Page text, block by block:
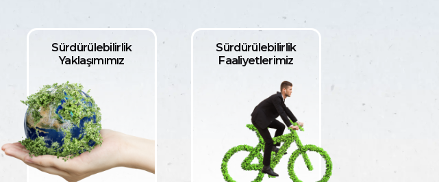
Sürdürülebilirlik
Yaklaşımımız
Sürdürülebilirlik
Faaliyetlerimiz